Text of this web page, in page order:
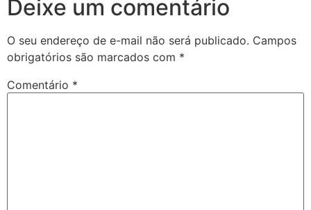
Deixe um comentário
O seu endereço de e-mail não será publicado. Campos
obrigatórios são marcados com *
Comentário *